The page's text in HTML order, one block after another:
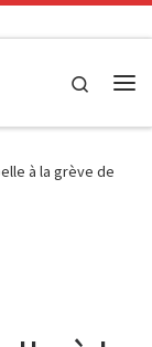
Search
à la grève de